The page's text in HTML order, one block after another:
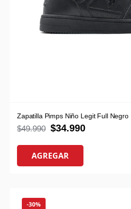
Zapatilla Pimps Niño Legit Full Negro
$49.990 $34.990
AGREGAR
-30%